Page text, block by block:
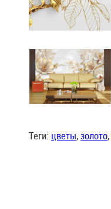
Теги: цветы,золото,